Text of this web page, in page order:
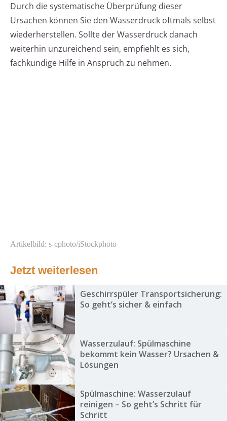
Durch die systematische Überprüfung dieser
Ursachen können Sie den Wasserdruck oftmals selbst
wiederherstellen. Sollte der Wasserdruck danach
weiterhin unzureichend sein, empfiehlt es sich,
fachkundige Hilfe in Anspruch zu nehmen.
Artikelbild: s-cphoto/iStockphoto
Jetzt weiterlesen
Geschirrspüler Transportsicherung:
So geht’s sicher & einfach
Wasserzulauf: Spülmaschine
bekommt kein Wasser? Ursachen &
Lösungen
Spülmaschine: Wasserzulauf
reinigen – So geht’s Schritt für
Schritt